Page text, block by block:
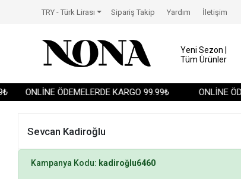
ONLİNE ÖDEMELERDE KARGO 99.99₺ ONLİNE
TRY - Türk Lirası Sipariş Takip Yardım İletişim
Yeni Sezon |
Tüm Ürünler
Sevcan Kadiroğlu
Kampanya Kodu: kadiroğlu6460